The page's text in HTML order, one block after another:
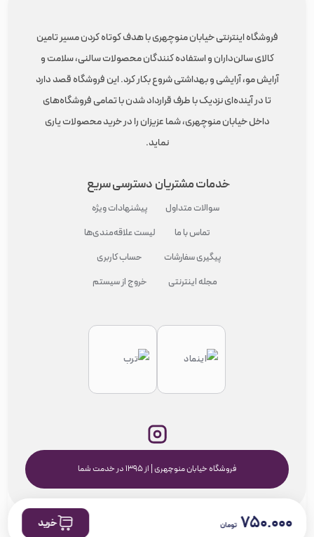
فروشگاه اینترنتی خیابان منوچهری با هدف کوتاه کردن مسیر تامین
کالای سالن‌داران و استفاده کنندگان محصولات سالنی، سلامت و
آرایش مو، آرایشی و بهداشتی شروع بکار کرد. این فروشگاه قصد دارد
تا در آینده‌ای نزدیک با طرف قرارداد شدن با تمامی فروشگاه‌های
داخل خیابان منوچهری، شما عزیزان را در خرید محصولات یاری
نماید.
خدمات مشتریان
سوالات متداول
تماس با ما
پیگیری سفارشات
مجله اینترنتی
دسترسی سریع
پیشنهادات ویژه
لیست علاقه‌مندی‌ها
حساب کاربری
خروج از سیستم
فروشگاه خیابان منوچهری | از ۱۳۹۵ در خدمت شما
۷۵۰.۰۰۰ تومان خرید